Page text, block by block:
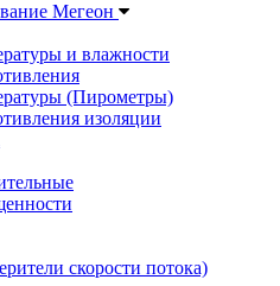
Мегеон
и влажности
(Пирометры)
изоляции
скорости потока)